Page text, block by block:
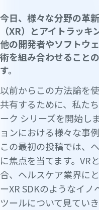
今日、様々な分野の革
（XR）とアイトラッキ
他の開発者やソフトウ
術を組み合わせること
す。
以前からこの方法論を
共有するために、私た
ーク シリーズを開始し
ョンにおける様々な事
この最初の投稿では、
に焦点を当てます。VR
合、ヘルスケア業界に
ーXR SDKのようなイ
ツールについて見ていき